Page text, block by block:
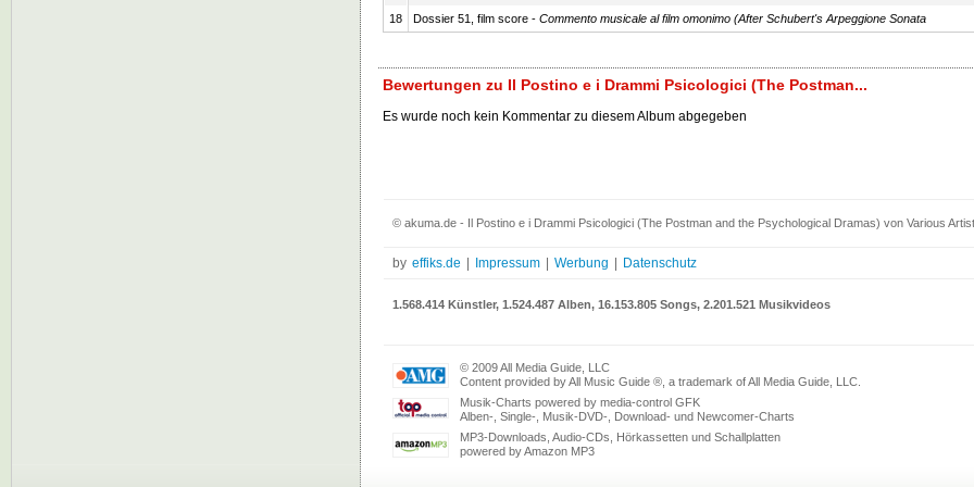
18
Dossier 51, film score - Commento musicale al film omonimo (After Schubert's Arpeggione Sonata
Bewertungen zu Il Postino e i Drammi Psicologici (The Postman...
Es wurde noch kein Kommentar zu diesem Album abgegeben
© akuma.de - Il Postino e i Drammi Psicologici (The Postman and the Psychological Dramas) von Various
by effiks.de Impressum Werbung Datenschutz
1.568.414 Künstler, 1.524.487 Alben, 16.153.805 Songs, 2.201.521 Musikvideos
© 2009 All Media Guide, LLC
Content provided by All Music Guide ®, a trademark of All Media Guide, LLC.
Musik-Charts powered by media-control GFK
Alben-, Single-, Musik-DVD-, Download- und Newcomer-Charts
MP3-Downloads, Audio-CDs, Hörkassetten und Schallplatten
powered by Amazon MP3